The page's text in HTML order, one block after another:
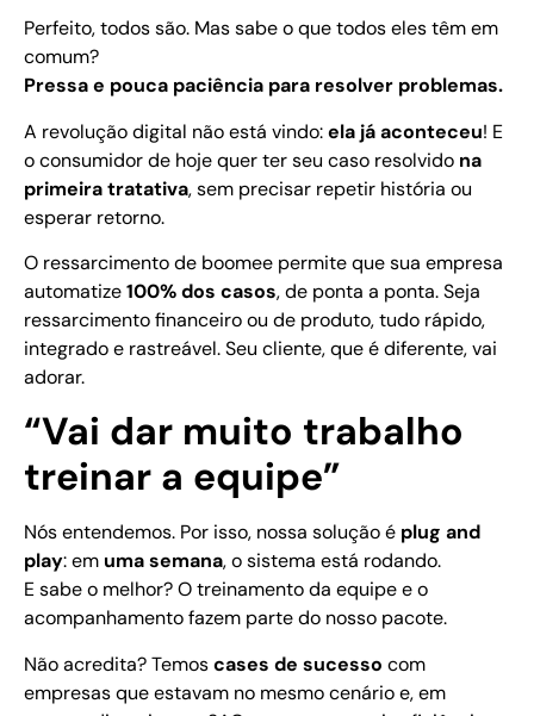
Perfeito, todos são. Mas sabe o que todos eles têm em
comum?
Pressa e pouca paciência para resolver problemas.
A revolução digital não está vindo:ela já aconteceu! E
o consumidor de hoje quer ter seu caso resolvido na
primeira tratativa, sem precisar repetir história ou
esperar retorno.
O ressarcimento de boomee permite que sua empresa
automatize100% dos casos, de ponta a ponta. Seja
ressarcimento financeiro ou de produto, tudo rápido,
integrado e rastreável. Seu cliente, que é diferente, vai
adorar.
“Vai dar muito trabalho
treinar a equipe”
Nós entendemos. Por isso, nossa solução é plug and
play: em uma semana, o sistema está rodando.
E sabe o melhor? O treinamento da equipe e o
acompanhamento fazem parte do nosso pacote.
Não acredita? Temoscases de sucesso com
empresas que estavam no mesmo cenário e, em